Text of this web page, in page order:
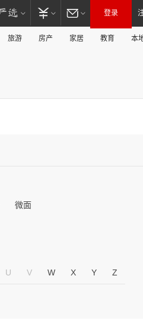
登录
旅游 房产 家居 教育 本
微面
U V W X Y Z